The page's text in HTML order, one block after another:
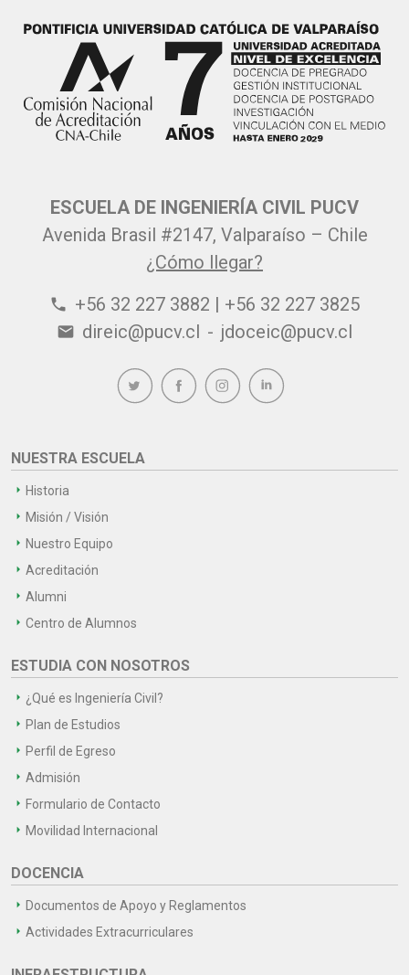
ESCUELA DE INGENIERÍA CIVIL PUCV
Avenida Brasil #2147, Valparaíso – Chile
¿Cómo llegar?
phone +56 32 227 3882 | +56 32 227 3825
email direic@pucv.cl - jdoceic@pucv.cl
NUESTRA ESCUELA
Historia
Misión / Visión
Nuestro Equipo
Acreditación
Alumni
Centro de Alumnos
ESTUDIA CON NOSOTROS
¿Qué es Ingeniería Civil?
Plan de Estudios
Perfil de Egreso
Admisión
Formulario de Contacto
Movilidad Internacional
DOCENCIA
Documentos de Apoyo y Reglamentos
Actividades Extracurriculares